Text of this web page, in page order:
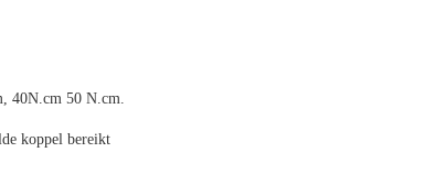
40N.cm 50 N.cm.
koppel bereikt